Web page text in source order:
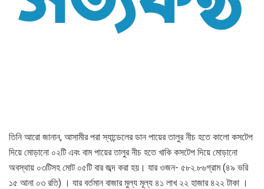
তিনি আরো জানান, আসামীর পরা স্যান্ডেলের ডান পায়ের তালুর নীচ হতে কালো কসটেপ
দিয়ে মোড়ানো ০২টি এবং বাম পায়ের তালুর নীচ হতে খাকি কসটেপ দিয়ে মোড়ানো
অবস্থায় ০৩টিসহ মোট ০৫টি বার জব্দ করা হয়। যার ওজন- ৫৮২.৮৬গ্রাম (৪৯ ভরি
১৫ আনা ০৩ রতি) । যার বর্তমান বাজার মুল্য মূল্য ৪১ লাখ ২২ হাজার ৪২২ টাকা ।